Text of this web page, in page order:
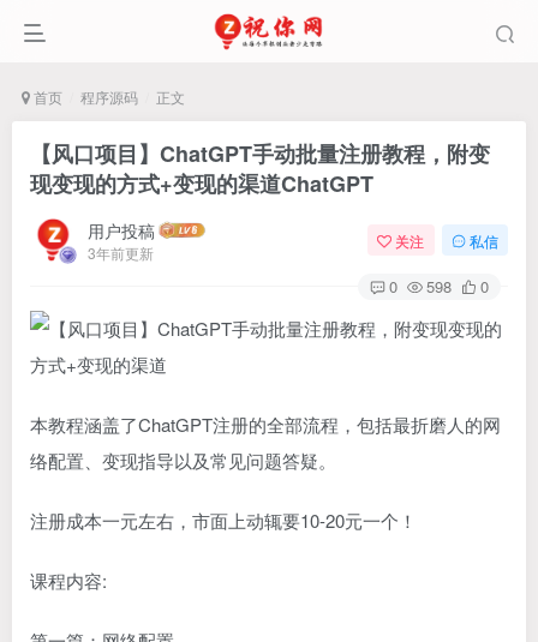
首页 程序源码 正文
【风口项目】ChatGPT手动批量注册教程，附变
现变现的方式+变现的渠道ChatGPT
用户投稿
3年前更新
关注 私信
0 598 0
本教程涵盖了ChatGPT注册的全部流程，包括最折磨人的网
络配置、变现指导以及常见问题答疑。
注册成本一元左右，市面上动辄要10-20元一个！
课程内容: